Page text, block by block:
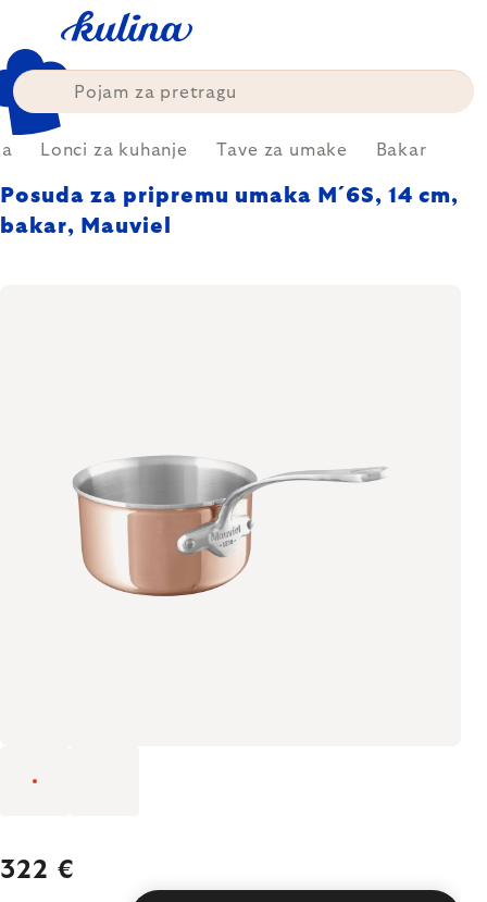
content
Lonci za kuhanje Tave za umake Bakar
Posuda za pripremu umaka M´6S, 14 cm,
bakar, Mauviel
322 €